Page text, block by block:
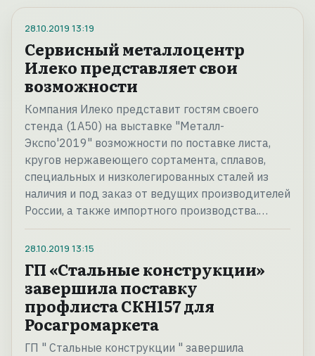
28.10.2019 13:19
Сервисный металлоцентр
Илеко представляет свои
возможности
Компания Илеко представит гостям своего
стенда (1А50) на выставке "Металл-
Экспо'2019" возможности по поставке листа,
кругов нержавеющего сортамента, сплавов,
специальных и низколегированных сталей из
наличия и под заказ от ведущих производителей
России, а также импортного производства.…
28.10.2019 13:15
ГП «Стальные конструкции»
завершила поставку
профлиста СКН157 для
Росагромаркета
ГП " Стальные конструкции " завершила